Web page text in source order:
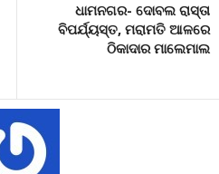
ଧାମନଗର- ଦୋବଲ ରାସ୍ତା
ବିପର୍ଯ୍ୟସ୍ତ, ମରାମତି ଆଳରେ
ଠିକାଦାର ମାଲେମାଲ